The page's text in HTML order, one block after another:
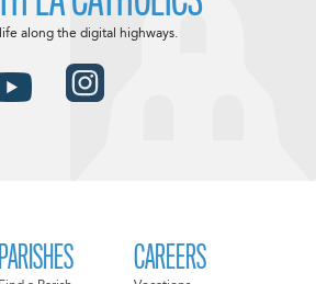
PARISHES CAREERS
along the digital highways.